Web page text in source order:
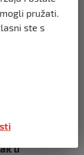
oko ukidanja
u
pružati.
ste s